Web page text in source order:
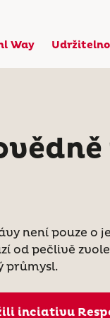
Way
není pouze o
od pečlivě
průmysl.
inciativu